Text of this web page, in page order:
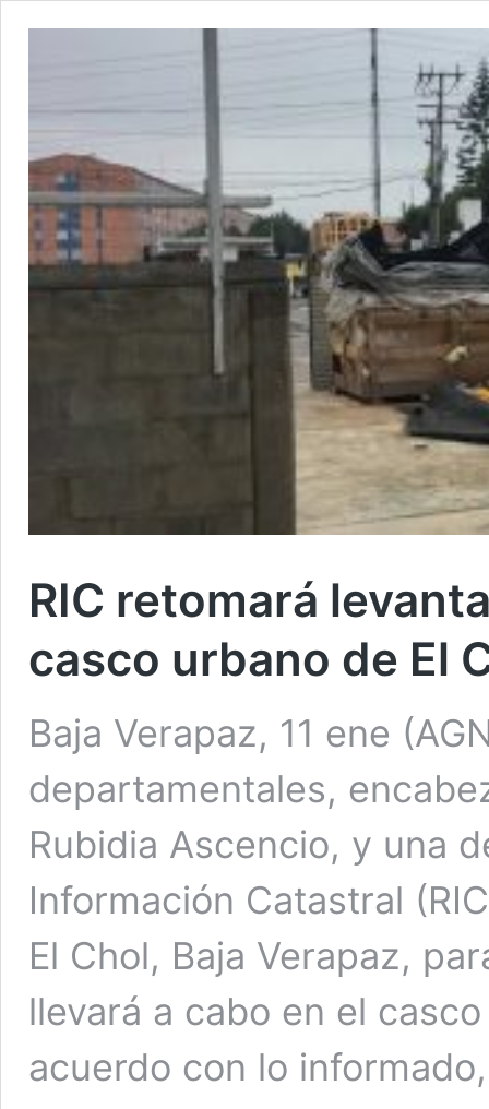
RIC retomará
casco urbano de El
Baja Verapaz, 11 ene
departamentales,
Rubidia Ascencio, y una
Información Catastral
El Chol, Baja Verapaz,
llevará a cabo en el
acuerdo con lo